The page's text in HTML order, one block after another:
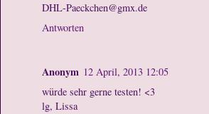
DHL-Paeckchen@gmx.de
Antworten
Anonym 12 April, 2013 12:05
würde sehr gerne testen! <3
lg, Lissa